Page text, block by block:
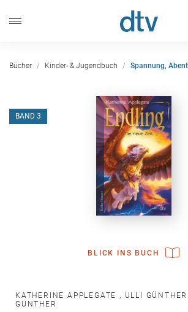
Bücher Kinder- & Jugendbuch Spannung,
BLICK INS BUCH
BAND 3
KATHERINE APPLEGATE , ULLI GÜNTHER
GÜNTHER